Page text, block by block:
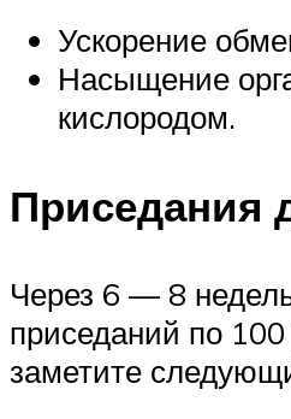
Ускорение
Насыщение
кислородом.
Приседания
Через 6 — 8
приседаний по
заметите